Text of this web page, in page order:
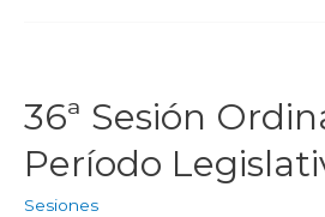
36ª Sesión
Período
Sesiones